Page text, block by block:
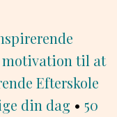
motivation til at
Efterskole
din dag • 50